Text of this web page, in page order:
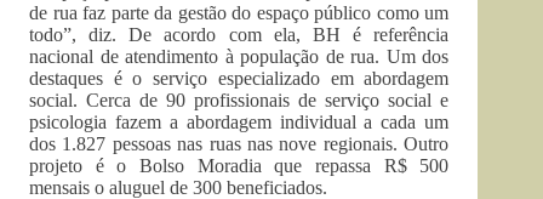
de rua faz parte da gestão do espaço público como um
todo”, diz. De acordo com ela, BH é referência
nacional de atendimento à população de rua. Um dos
destaques é o serviço especializado em abordagem
social. Cerca de 90 profissionais de serviço social e
psicologia fazem a abordagem individual a cada um
dos 1.827 pessoas nas ruas nas nove regionais. Outro
projeto é o Bolso Moradia que repassa R$ 500
mensais o aluguel de 300 beneficiados.